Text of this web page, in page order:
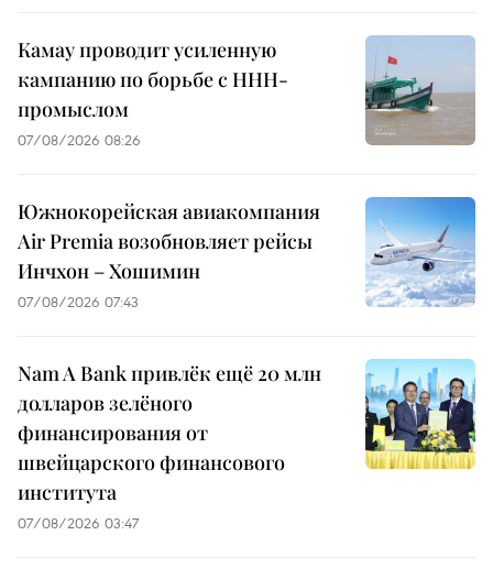
Камау проводит усиленную
кампанию по борьбе с ННН-
промыслом
07/08/2026 08:26
Южнокорейская авиакомпания
Air Premia возобновляет рейсы
Инчхон – Хошимин
07/08/2026 07:43
Nam A Bank привлёк ещё 20 млн
долларов зелёного
финансирования от
швейцарского финансового
института
07/08/2026 03:47